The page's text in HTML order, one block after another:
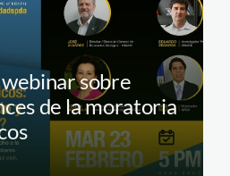
sobre
de la moratoria